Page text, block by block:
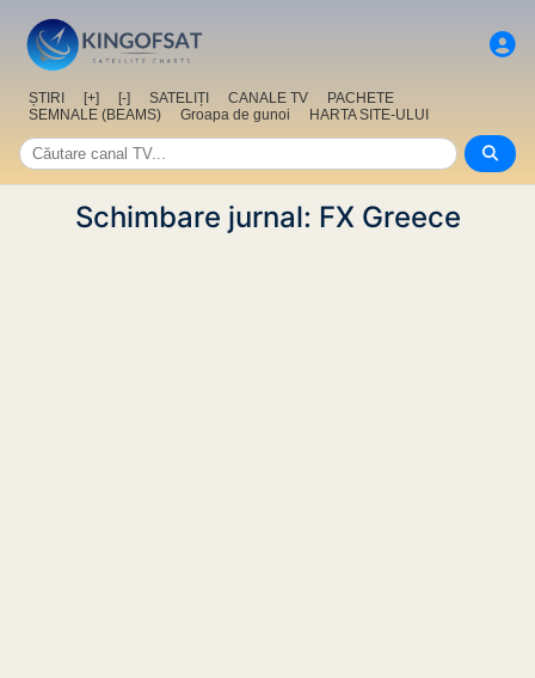
ȘTIRI [+] [-] SATELIȚI CANALE TV
PACHETE
SEMNALE (BEAMS)
Groapa de gunoi HARTA SITE-ULUI
Schimbare jurnal: FX Greece